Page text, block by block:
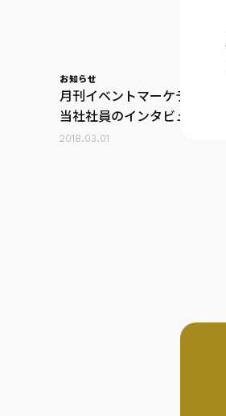
お知らせ
月刊イベントマーケティン
当社社員のインタビュー記事
されました
2018.03.01